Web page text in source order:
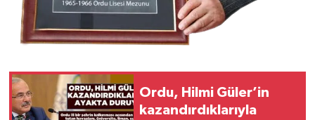
Ordu, Hilmi Güler’in
kazandırdıklarıyla